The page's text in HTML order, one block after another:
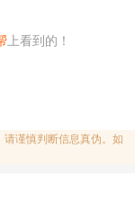
上看到的！
谨慎判断信息真伪。如